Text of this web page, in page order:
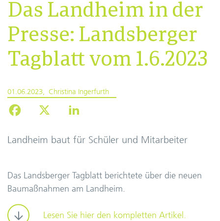
Das Landheim in der
Presse: Landsberger
Tagblatt vom 1.6.2023
01.06.2023 Christina Ingerfurth
Landheim baut für Schüler und Mitarbeiter
Das Landsberger Tagblatt berichtete über die neuen
Baumaßnahmen am Landheim.
Lesen Sie hier den kompletten Artikel.